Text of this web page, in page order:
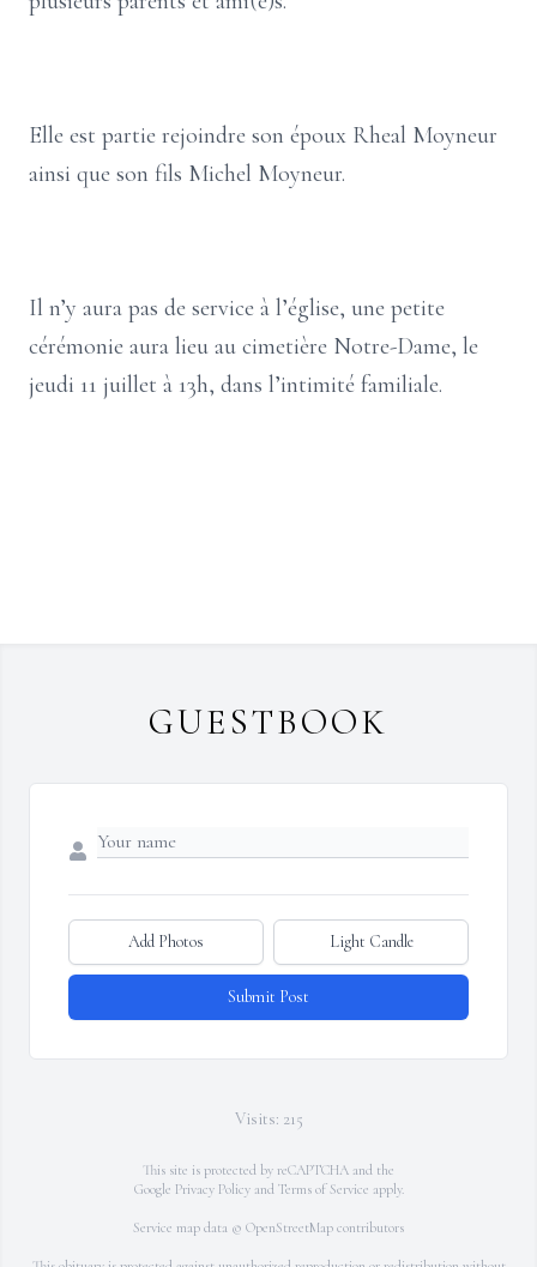
Elle est partie rejoindre son époux Rheal Moyneur
ainsi que son fils Michel Moyneur.
Il n’y aura pas de service à l’église, une petite
cérémonie aura lieu au cimetière Notre-Dame, le
jeudi 11 juillet à 13h, dans l’intimité familiale.
GUESTBOOK
Add Photos Light Candle
Submit Post
Visits: 215
This site is protected by reCAPTCHA and the
Google Privacy Policyand Terms of Service apply.
Service map data © OpenStreetMap contributors